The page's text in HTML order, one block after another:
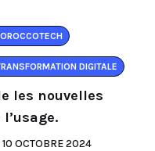
DIGITALE
les nouvelles
10 OCTOBRE 2024